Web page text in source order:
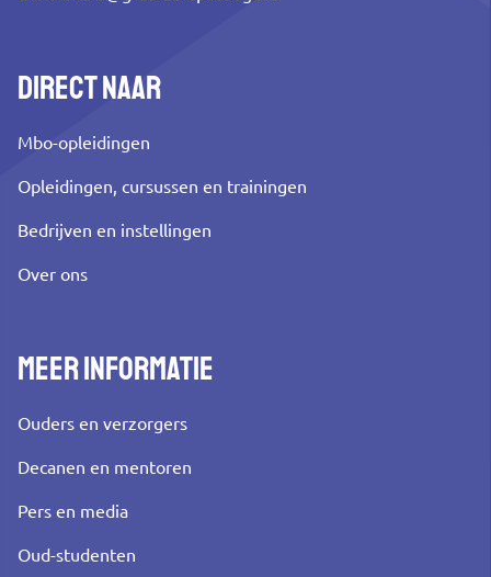
Direct naar
Mbo-opleidingen
Opleidingen, cursussen en trainingen
Bedrijven en instellingen
Over ons
Meer informatie
Ouders en verzorgers
Decanen en mentoren
Pers en media
Oud-studenten